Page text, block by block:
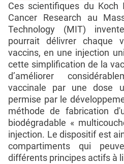
Ces scientifiques du
Cancer Research au
Technology (MIT)
pourrait délivrer chaque
vaccins, en une injection
cette simplification de la
d’améliorer
vaccinale par une dose
permise par le
méthode de fabrication
biodégradable «
injection. Le dispositif est
compartiments qui
différents principes actifs à